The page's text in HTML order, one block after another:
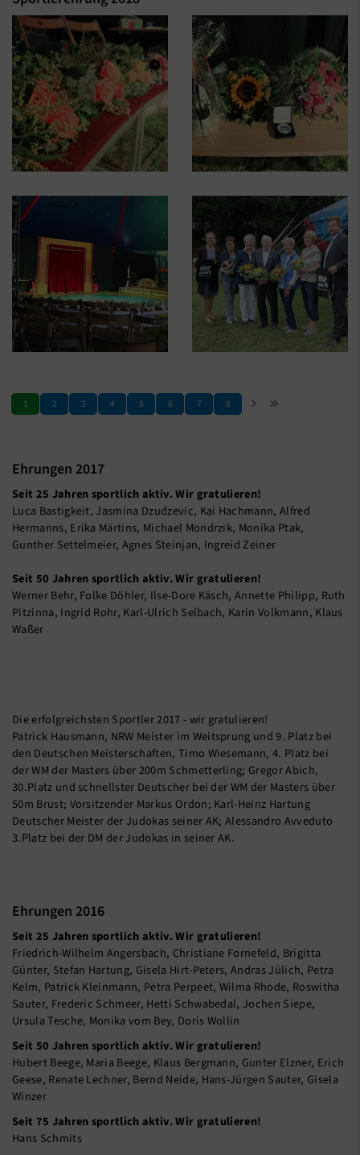
1 2 3 4 5 6 7 8
Ehrungen 2017
Seit 25 Jahren sportlich aktiv. Wir gratulieren!
Luca Bastigkeit, Jasmina Dzudzevic, Kai Hachmann, Alfred
Hermanns, Erika Märtins, Michael Mondrzik, Monika Ptak,
Gunther Settelmeier, Agnes Steinjan, Ingreid Zeiner
Seit 50 Jahren sportlich aktiv. Wir gratulieren!
Werner Behr, Folke Döhler, Ilse-Dore Käsch, Annette Philipp, Ruth
Pitzinna, Ingrid Rohr, Karl-Ulrich Selbach, Karin Volkmann, Klaus
Waßer
Die erfolgreichsten Sportler 2017 - wir gratulieren!
Patrick Hausmann, NRW Meister im Weitsprung und 9. Platz bei
den Deutschen Meisterschaften, Timo Wiesemann, 4. Platz bei
der WM der Masters über 200m Schmetterling; Gregor Abich,
30.Platz und schnellster Deutscher bei der WM der Masters über
50m Brust; Vorsitzender Markus Ordon; Karl-Heinz Hartung
Deutscher Meister der Judokas seiner AK; Alessandro Avveduto
3.Platz bei der DM der Judokas in seiner AK.
Ehrungen 2016
Seit 25 Jahren sportlich aktiv. Wir gratulieren!
Friedrich-Wilhelm Angersbach, Christiane Fornefeld, Brigitta
Günter, Stefan Hartung, Gisela Hirt-Peters, Andras Jülich, Petra
Kelm, Patrick Kleinmann, Petra Perpeet, Wilma Rhode, Roswitha
Sauter, Frederic Schmeer, Hetti Schwabedal, Jochen Siepe,
Ursula Tesche, Monika vom Bey, Doris Wollin
Seit 50 Jahren sportlich aktiv. Wir gratulieren!
Hubert Beege, Maria Beege, Klaus Bergmann, Gunter Elzner, Erich
Geese, Renate Lechner, Bernd Neide, Hans-Jürgen Sauter, Gisela
Winzer
Seit 75 Jahren sportlich aktiv. Wir gratulieren!
Hans Schmits